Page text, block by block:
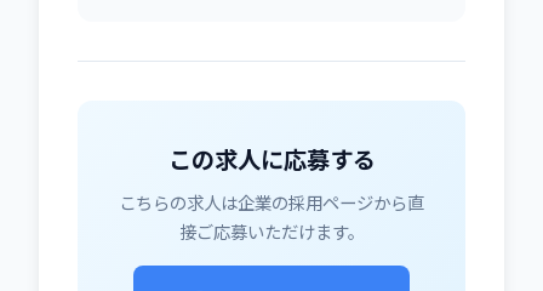
この求人に応募する
こちらの求人は企業の採用ページから直
接ご応募いただけます。